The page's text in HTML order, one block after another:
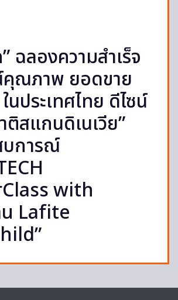
ฉลองความสำเร็จ
คุณภาพ ยอดขาย
นประเทศไทย ดีไซน์
สแกนดิเนเวีย”
บการณ์
with
Lafite